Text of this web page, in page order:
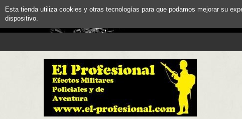
Esta tienda utiliza cookies y otras tecnologías para que podamos mejorar su
dispositivo.